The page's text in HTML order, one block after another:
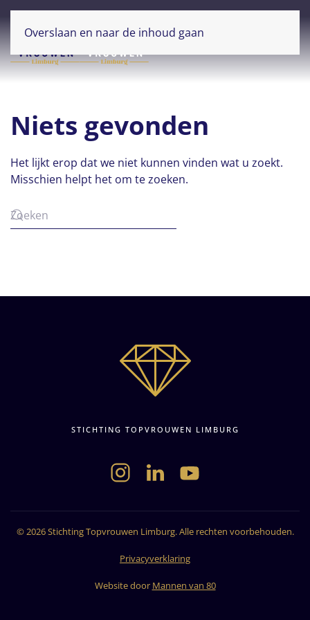
Overslaan en naar de inhoud gaan
Niets gevonden
Het lijkt erop dat we niet kunnen vinden wat u zoekt.
Misschien helpt het om te zoeken.
STICHTING TOPVROUWEN LIMBURG
©2026Stichting Topvrouwen Limburg. Alle rechten voorbehouden.
Privacyverklaring
Website door Mannen van 80